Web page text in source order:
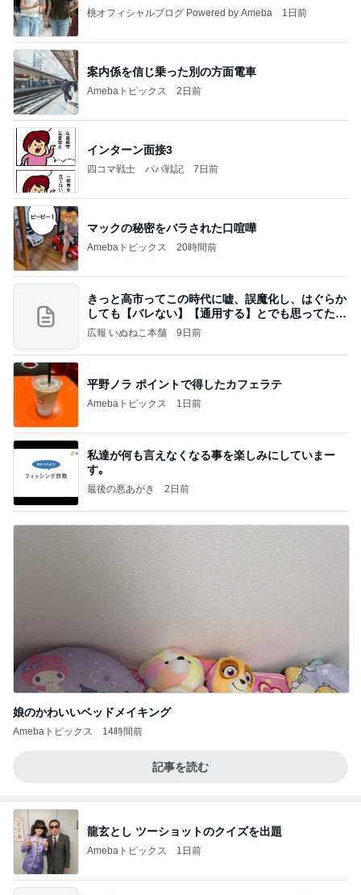
桃オフィシャルブログ Powered by Ameba 1日前
案内係を信じ乗った別の方面電車
Amebaトピックス 2日前
インターン面接3
四コマ戦士 パパ戦記 7日前
マックの秘密をバラされた口喧嘩
Amebaトピックス 20時間前
きっと高市ってこの時代に嘘、誤魔化し、はぐらか
しても【バレない】【通用する】とでも思ってたん
だろ
広報 いぬねこ本舗 9日前
平野ノラ ポイントで得したカフェラテ
Amebaトピックス 1日前
私達が何も言えなくなる事を楽しみにしていまー
す｡
最後の悪あがき 2日前
娘のかわいいベッドメイキング
Amebaトピックス 14時間前
記事を読む
龍玄とし ツーショットのクイズを出題
Amebaトピックス 1日前